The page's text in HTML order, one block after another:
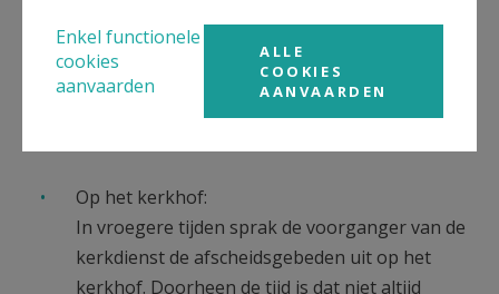
bezinning elkaar afwisselen. Doorheen de jaren
merken we dat dit gebruik afneemt. Indien
Op het kerkhof:
In vroegere tijden sprak de voorganger van de
kerkdienst de afscheidsgebeden uit op het
kerkhof. Doorheen de tijd is dat niet altijd
Enkel functionele
cookies
aanvaarden
ALLE
COOKIES
AANVAARDEN